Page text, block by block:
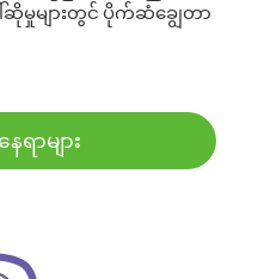
ဆိုမှုများတွင် ပိုက်ဆံချွေတာ
ရာများ